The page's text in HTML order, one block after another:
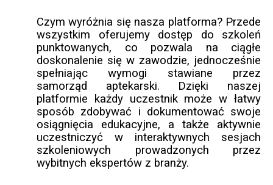
Czym wyróżnia się nasza platforma? Przede
wszystkim oferujemy dostęp do szkoleń
punktowanych, co pozwala na ciągłe
doskonalenie się w zawodzie, jednocześnie
spełniając wymogi stawiane przez
samorząd aptekarski. Dzięki naszej
platformie każdy uczestnik może w łatwy
sposób zdobywać i dokumentować swoje
osiągnięcia edukacyjne, a także aktywnie
uczestniczyć w interaktywnych sesjach
szkoleniowych prowadzonych przez
wybitnych ekspertów z branży.